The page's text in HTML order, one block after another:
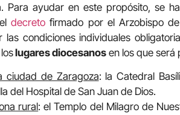
Para ayudar en este propósito, se
eldecreto firmado por el Arzobispo
las condiciones individuales
lugares diocesanos en los que será
ciudad de Zaragoza: la Catedral
del Hospital de San Juan de Dios.
rural: el Templo del Milagro de